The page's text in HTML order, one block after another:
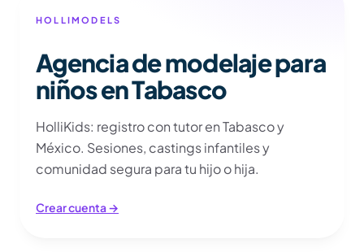
HOLLIMODELS
Agencia de modelaje para
niños en Tabasco
HolliKids: registro con tutor en Tabasco y
México. Sesiones, castings infantiles y
comunidad segura para tu hijo o hija.
Crear cuenta →